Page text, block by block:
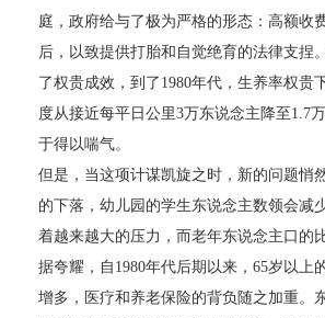
庭，政府给与了极为严格的形态：高额收
后，以致提供打胎和自觉绝育的法律支捏
了权贵成效，到了1980年代，生养率权贵
度从接近每平日公里3万东说念主降至1.7
于得以喘气。
但是，当这项计谋凯旋之时，新的问题悄
的下落，幼儿园的学生东说念主数领会减
着越来越大的压力，而老年东说念主口的
据夸耀，自1980年代后期以来，65岁以上
增多，医疗和养老保险的背负随之加重。